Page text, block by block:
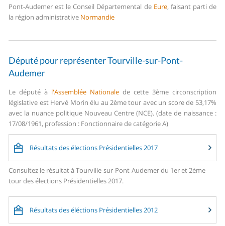
Pont-Audemer est le Conseil Départemental de Eure, faisant parti de
la région administrative Normandie
Député pour représenter Tourville-sur-Pont-
Audemer
Le député à l'Assemblée Nationale de cette 3ème circonscription
législative est Hervé Morin élu au 2ème tour avec un score de 53,17%
avec la nuance politique Nouveau Centre (NCE). (date de naissance :
17/08/1961, profession : Fonctionnaire de catégorie A)
Résultats des élections Présidentielles 2017
Consultez le résultat à Tourville-sur-Pont-Audemer du 1er et 2ème
tour des élections Présidentielles 2017.
Résultats des éléctions Présidentielles 2012